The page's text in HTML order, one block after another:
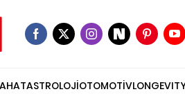
ASTROLOJİOTOMOTİV